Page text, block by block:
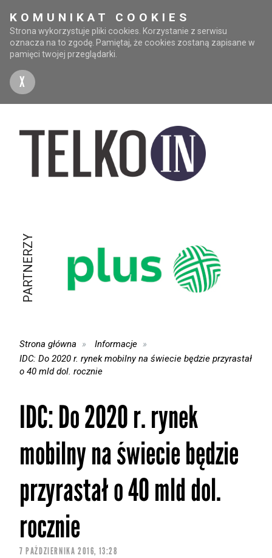
KOMUNIKAT COOKIES
Strona wykorzystuje pliki cookies. Korzystanie z serwisu
oznacza na to zgodę. Pamiętaj, że cookies zostaną zapisane w
pamięci twojej przeglądarki.
X
PARTNERZY
Strona główna
Informacje
IDC: Do 2020 r. rynek mobilny na świecie będzie przyrastał
o 40 mld dol. rocznie
IDC: Do 2020 r. rynek
mobilny na świecie będzie
przyrastał o 40 mld dol.
rocznie
7 PAŹDZIERNIKA 2016, 13:28